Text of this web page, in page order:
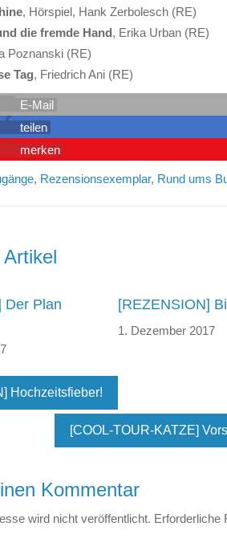
, Hörspiel, Hank Zerbolesch (RE)
die fremde Hand, Erika Urban (RE)
Poznanski (RE)
Tag, Friedrich Ani (RE)
E-Mail
teilen
merken
, Rezensionsexemplar, Rund ums
Der Plan
[REZENSION]
1. Dezember 2017
Hochzeitsfieber!
[COOL-TOUR-KATZE]
Kommentar
wird nicht veröffentlicht. Erforderliche